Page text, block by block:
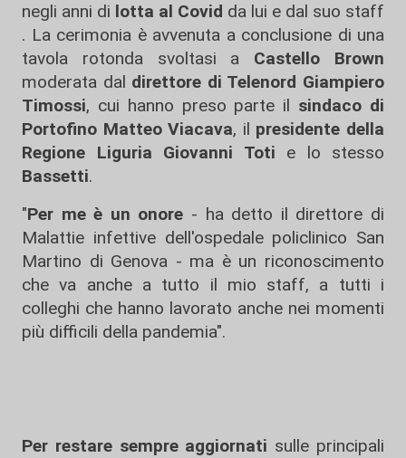
negli anni di lotta al Covid da lui e dal suo staff
. La cerimonia è avvenuta a conclusione di una
tavola rotonda svoltasi a Castello Brown
moderata dal direttore di Telenord Giampiero
Timossi, cui hanno preso parte il sindaco di
Portofino Matteo Viacava, il presidente della
Regione Liguria Giovanni Toti e lo stesso
Bassetti.
"Per me è un onore - ha detto il direttore di
Malattie infettive dell'ospedale policlinico San
Martino di Genova - ma è un riconoscimento
che va anche a tutto il mio staff, a tutti i
colleghi che hanno lavorato anche nei momenti
più difficili della pandemia".
Per restare sempre aggiornati sulle principali